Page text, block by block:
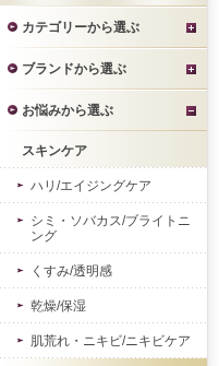
カテゴリーから選ぶ
ブランドから選ぶ
お悩みから選ぶ
スキンケア
ハリ/エイジングケア
シミ・ソバカス/ブライトニ
ング
くすみ/透明感
乾燥/保湿
肌荒れ・ニキビ/ニキビケア